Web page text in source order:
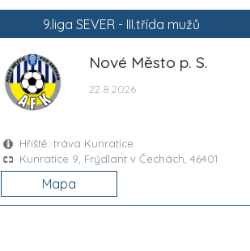
9.liga SEVER - III.třída mužů
Nové Město p. S.
22.8.2026
Hřiště: tráva Kunratice
Kunratice 9, Frýdlant v Čechách, 46401
Mapa